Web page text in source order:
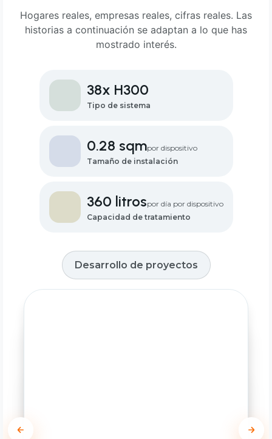
Hogares reales, empresas reales, cifras reales. Las
historias a continuación se adaptan a lo que has
mostrado interés.
38x H300
Tipo de sistema
0.28 sqmpor dispositivo
Tamaño de instalación
360 litrospor día por dispositivo
Capacidad de tratamiento
Desarrollo de proyectos